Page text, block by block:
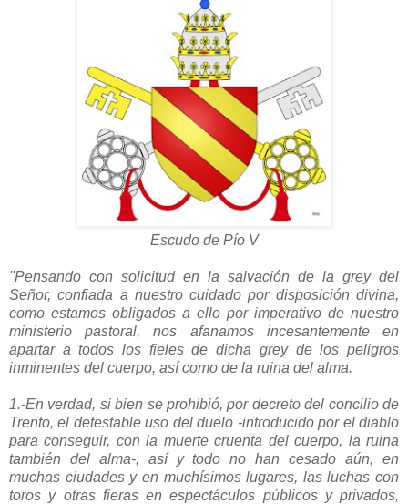
Escudo de Pío V
"Pensando con solicitud en la salvación de la grey del
Señor, confiada a nuestro cuidado por disposición divina,
como estamos obligados a ello por imperativo de nuestro
ministerio pastoral, nos afanamos incesantemente en
apartar a todos los fieles de dicha grey de los peligros
inminentes del cuerpo, así como de la ruina del alma.
1.-En verdad, si bien se prohibió, por decreto del concilio de
Trento, el detestable uso del duelo -introducido por el diablo
para conseguir, con la muerte cruenta del cuerpo, la ruina
también del alma-, así y todo no han cesado aún, en
muchas ciudades y en muchísimos lugares, las luchas con
toros y otras fieras en espectáculos públicos y privados,